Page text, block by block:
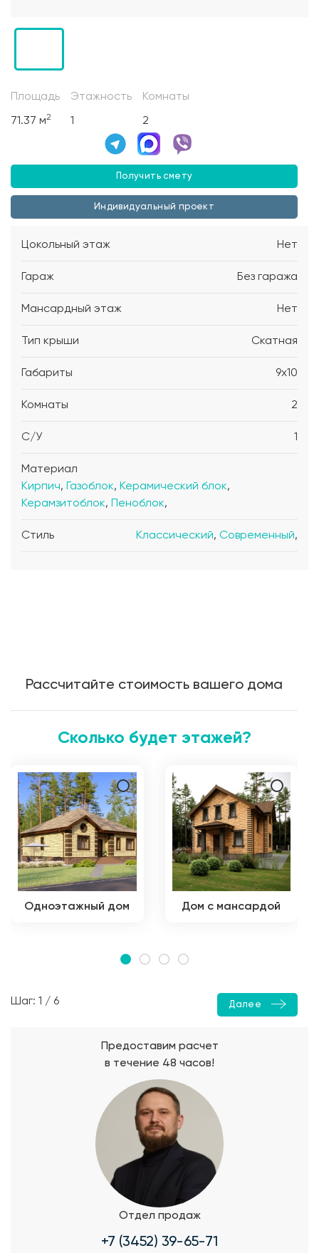
Площадь
71.37 м2
Этажность
1
Комнаты
2
Получить смету
Индивидуальный проект
Цокольный этаж Нет
Гараж Без гаража
Мансардный этаж Нет
Тип крыши Скатная
Габариты 9x10
Комнаты 2
С/У 1
Материал
Кирпич, Газоблок, Керамический блок,
Керамзитоблок, Пеноблок,
Стиль Классический, Современный,
Рассчитайте стоимость вашего дома
Сколько будет этажей?
Одноэтажный дом Дом с мансардой
Шаг: 1 / 6 Далее
Предоставим расчет
в течение 48 часов!
Отдел продаж
+7 (3452) 39-65-71